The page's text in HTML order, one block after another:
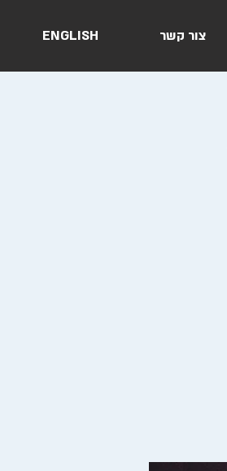
צור קשר ENGLISH